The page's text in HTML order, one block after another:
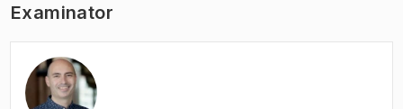
Examinator